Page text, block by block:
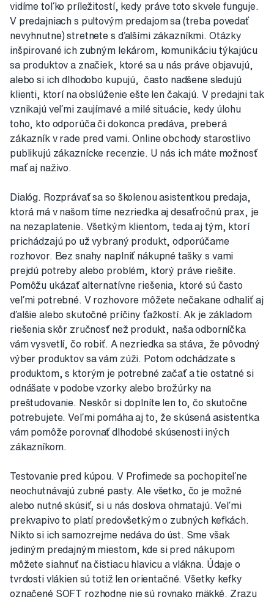
vidíme toľko príležitostí, kedy práve toto skvele funguje.
V predajniach s pultovým predajom sa (treba povedať
nevyhnutne) stretnete s ďalšími zákazníkmi. Otázky
inšpirované ich zubným lekárom, komunikáciu týkajúcu
sa produktov a značiek, ktoré sa u nás práve objavujú,
alebo si ich dlhodobo kupujú, často nadšene sledujú
klienti, ktorí na obslúženie ešte len čakajú. V predajni tak
vznikajú veľmi zaujímavé a milé situácie, kedy úlohu
toho, kto odporúča či dokonca predáva, preberá
zákazník v rade pred vami. Online obchody starostlivo
publikujú zákaznícke recenzie. U nás ich máte možnosť
mať aj naživo.
Dialóg. Rozprávať sa so školenou asistentkou predaja,
ktorá má v našom tíme nezriedka aj desaťročnú prax, je
na nezaplatenie. Všetkým klientom, teda aj tým, ktorí
prichádzajú po už vybraný produkt, odporúčame
rozhovor. Bez snahy naplniť nákupné tašky s vami
prejdú potreby alebo problém, ktorý práve riešite.
Pomôžu ukázať alternatívne riešenia, ktoré sú často
veľmi potrebné. V rozhovore môžete nečakane odhaliť aj
ďalšie alebo skutočné príčiny ťažkostí. Ak je základom
riešenia skôr zručnosť než produkt, naša odborníčka
vám vysvetlí, čo robiť. A nezriedka sa stáva, že pôvodný
výber produktov sa vám zúži. Potom odchádzate s
produktom, s ktorým je potrebné začať a tie ostatné si
odnášate v podobe vzorky alebo brožúrky na
preštudovanie. Neskôr si doplníte len to, čo skutočne
potrebujete. Veľmi pomáha aj to, že skúsená asistentka
vám pomôže porovnať dlhodobé skúsenosti iných
zákazníkom.
Testovanie pred kúpou. V Profimede sa pochopiteľne
neochutnávajú zubné pasty. Ale všetko, čo je možné
alebo nutné skúsiť, si u nás doslova ohmatajú. Veľmi
prekvapivo to platí predovšetkým o zubných kefkách.
Nikto si ich samozrejme nedáva do úst. Sme však
jediným predajným miestom, kde si pred nákupom
môžete siahnuť na čistiacu hlavicu a vlákna. Údaje o
tvrdosti vlákien sú totiž len orientačné. Všetky kefky
označené SOFT rozhodne nie sú rovnako mäkké. Zrazu